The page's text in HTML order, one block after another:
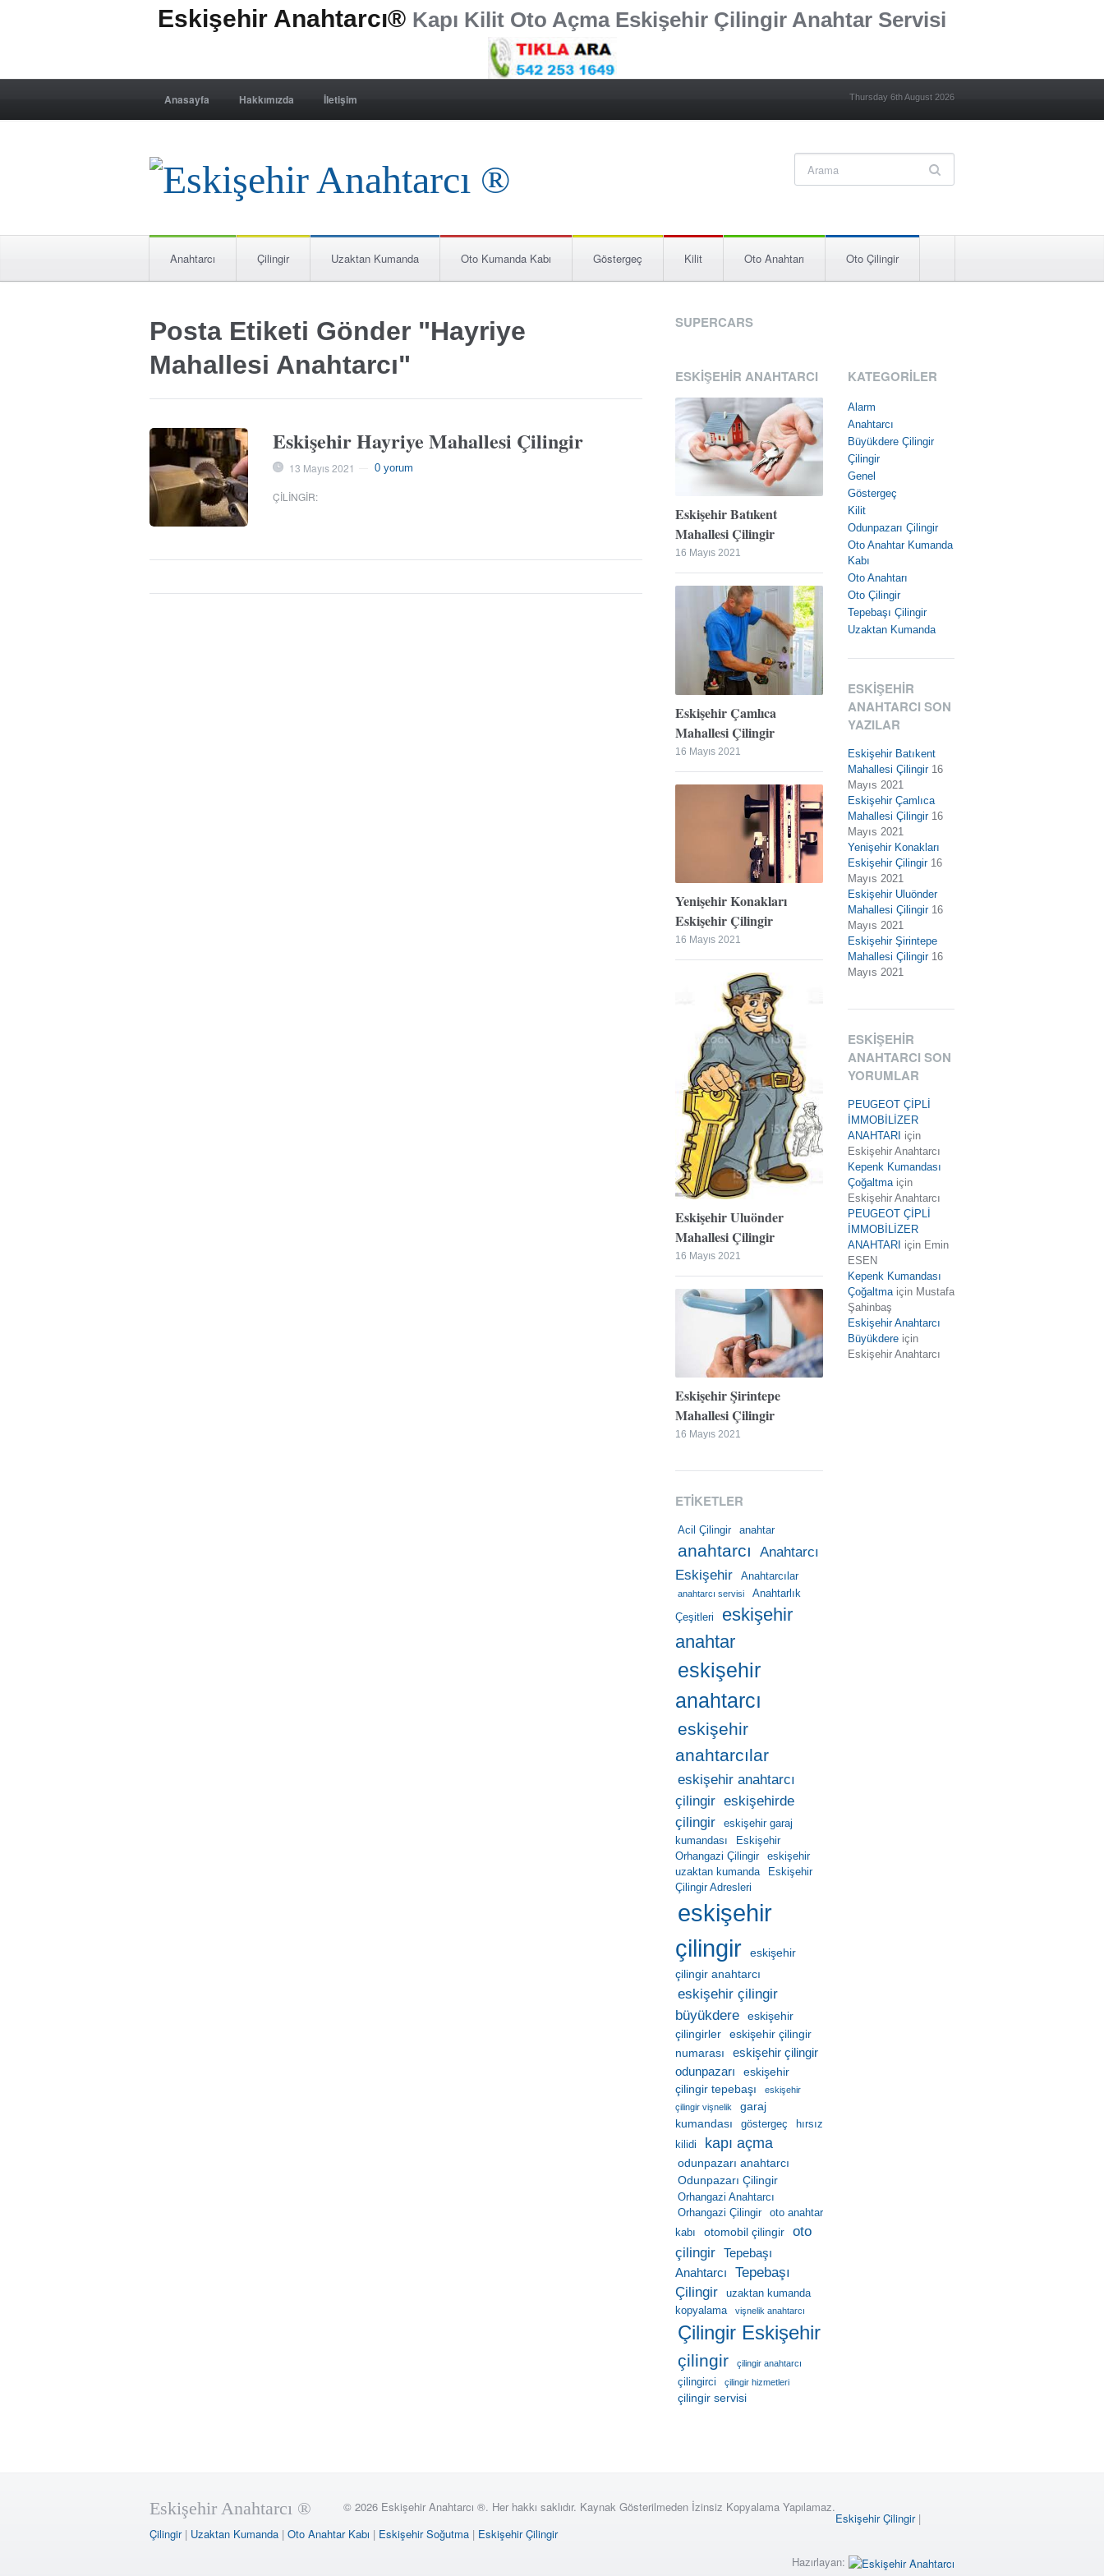
Eskişehir Anahtarcı® Kapı Kilit Oto Açma Eskişehir Çilingir Anahtar Servisi
Anasayfa Hakkımızda İletişim Thursday 6th August 2026
Anahtarcı Çilingir Uzaktan Kumanda Oto Kumanda Kabı Göstergeç Kilit Oto Anahtarı Oto Çilingir
Posta Etiketi Gönder "Hayriye
Mahallesi Anahtarcı"
Eskişehir Hayriye Mahallesi Çilingir
13 Mayıs 2021 0 yorum
ÇILINGIR:
SUPERCARS
ESKIŞEHIR ANAHTARCI
Eskişehir Batıkent
Mahallesi Çilingir
16 Mayıs 2021
Eskişehir Çamlıca
Mahallesi Çilingir
16 Mayıs 2021
Yenişehir Konakları
Eskişehir Çilingir
16 Mayıs 2021
Eskişehir Uluönder
Mahallesi Çilingir
16 Mayıs 2021
Eskişehir Şirintepe
Mahallesi Çilingir
16 Mayıs 2021
ETIKETLER
Acil Çilingir anahtar
anahtarcı Anahtarcı
Eskişehir
Anahtarcılar
anahtarcı servisi Anahtarlık
Çeşitleri
eskişehir
anahtar
eskişehir
anahtarcı
eskişehir
anahtarcılar
eskişehir anahtarcı
çilingir eskişehirde
çilingir
eskişehir garaj
kumandası
Eskişehir
Orhangazi Çilingir
eskişehir
uzaktan kumanda
Eskişehir
Çilingir Adresleri
eskişehir
çilingir
eskişehir
çilingir anahtarcı
eskişehir çilingir
büyükdere
eskişehir
çilingirler
eskişehir çilingir
numarası
eskişehir çilingir
odunpazarı
eskişehir
çilingir tepebaşı
eskişehir
çilingir vişnelik
garaj
kumandası
göstergeç
hırsız
kilidi
kapı açma
odunpazarı anahtarcı
Odunpazarı Çilingir
Orhangazi Anahtarcı
Orhangazi Çilingir
oto anahtar
kabı
otomobil çilingir
oto
çilingir Tepebaşı
Anahtarcı
Tepebaşı
Çilingir
uzaktan kumanda
kopyalama
vişnelik anahtarcı
Çilingir Eskişehir
çilingir çilingir anahtarcı
çilingirci çilingir hizmetleri
çilingir servisi
KATEGORILER
Alarm
Anahtarcı
Büyükdere Çilingir
Çilingir
Genel
Göstergeç
Kilit
Odunpazarı Çilingir
Oto Anahtar Kumanda
Kabı
Oto Anahtarı
Oto Çilingir
Tepebaşı Çilingir
Uzaktan Kumanda
ESKIŞEHIR
ANAHTARCI SON
YAZILAR
Eskişehir Batıkent
Mahallesi Çilingir 16
Mayıs 2021
Eskişehir Çamlıca
Mahallesi Çilingir 16
Mayıs 2021
Yenişehir Konakları
Eskişehir Çilingir 16
Mayıs 2021
Eskişehir Uluönder
Mahallesi Çilingir 16
Mayıs 2021
Eskişehir Şirintepe
Mahallesi Çilingir 16
Mayıs 2021
ESKIŞEHIR
ANAHTARCI SON
YORUMLAR
PEUGEOT ÇİPLİ
İMMOBİLİZER
ANAHTARI için
Eskişehir Anahtarcı
Kepenk Kumandası
Çoğaltmaiçin
Eskişehir Anahtarcı
PEUGEOT ÇİPLİ
İMMOBİLİZER
ANAHTARI için Emin
ESEN
Kepenk Kumandası
Çoğaltmaiçin Mustafa
Şahinbaş
Eskişehir Anahtarcı
Büyükdere için
Eskişehir Anahtarcı
Eskişehir Anahtarcı ® © 2026 Eskişehir Anahtarcı ®. Her hakkı saklıdır. Kaynak Gösterilmeden İzinsiz Kopyalama Yapılamaz.
Eskişehir Çilingir|
Çilingir| Uzaktan Kumanda | Oto Anahtar Kabı | Eskişehir Soğutma | Eskişehir Çilingir
Hazırlayan: